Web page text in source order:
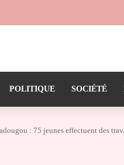
POLITIQUE SOCIÉTÉ
: 75 jeunes effectuent des